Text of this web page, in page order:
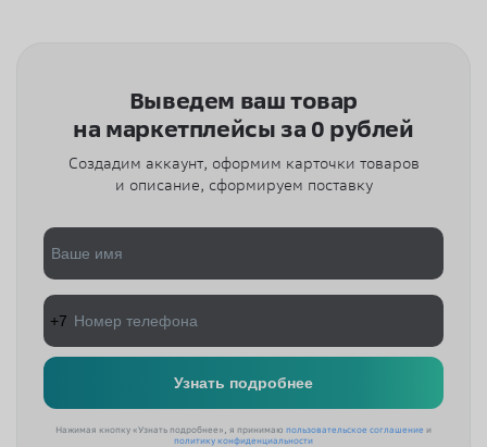
Выведем ваш товар
на маркетплейсы за 0 рублей
Создадим аккаунт, оформим карточки товаров
и описание, сформируем поставку
Нажимая кнопку «Узнать подробнее», я принимаю пользовательское соглашение и
политику конфиденциальности